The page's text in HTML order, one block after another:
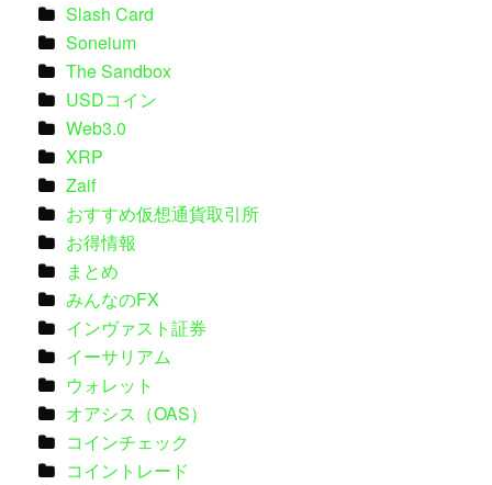
Slash Card
Soneium
The Sandbox
USDコイン
Web3.0
XRP
Zaif
おすすめ仮想通貨取引所
お得情報
まとめ
みんなのFX
インヴァスト証券
イーサリアム
ウォレット
オアシス（OAS）
コインチェック
コイントレード